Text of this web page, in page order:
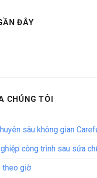
ĐÂY
CHÚNG TÔI
sâu không gian
công trình sau sửa
theo giờ